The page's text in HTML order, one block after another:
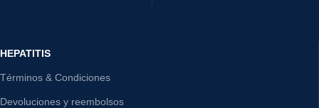
HEPATITIS
Términos & Condiciones
Devoluciones y reembolsos